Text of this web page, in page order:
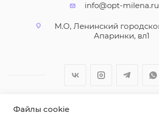
info@opt-milena.ru
М.О, Ленинский
Апаринки, вл1
2026 © ООО "Вайт Текстиль
Файлы cookie